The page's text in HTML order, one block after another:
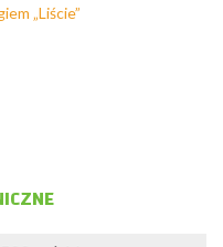
„Liście”